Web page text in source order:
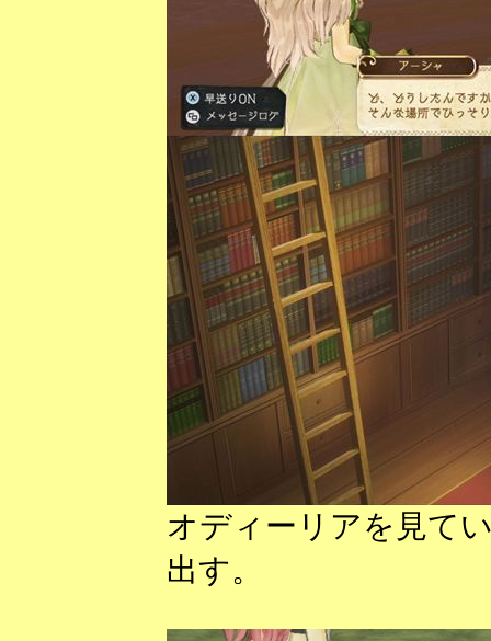
オディーリアを見て
出す。